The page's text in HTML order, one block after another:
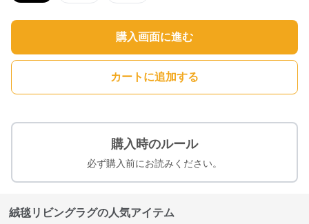
購入画面に進む
カートに追加する
購入時のルール
必ず購入前にお読みください。
絨毯リビングラグの人気アイテム